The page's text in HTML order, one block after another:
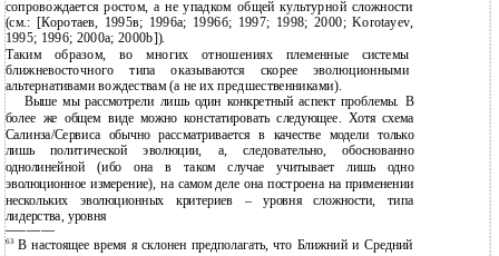
сопровождается ростом, а не упадком общей культурной сложности
(см.: [Коротаев, 1995в; 1996а; 1996б; 1997; 1998; 2000; Korotayev,
1995; 1996; 2000a; 2000b]).
Таким образом, во многих отношениях племенные системы
ближневосточного типа оказываются скорее эволюционными
альтернативами вождествам (а не их предшественниками).
Выше мы рассмотрели лишь один конкретный аспект проблемы. В
более же общем виде можно констатировать следующее. Хотя схема
Салинза/Сервиса обычно рассматривается в качестве модели только
лишь политической эволюции, а, следовательно, обоснованно
однолинейной (ибо она в таком случае учитывает лишь одно
эволюционное измерение), на самом деле она построена на применении
нескольких эволюционных критериев – уровня сложности, типа
лидерства, уровня
———————
63В настоящее время я склонен предполагать, что Ближний и Средний